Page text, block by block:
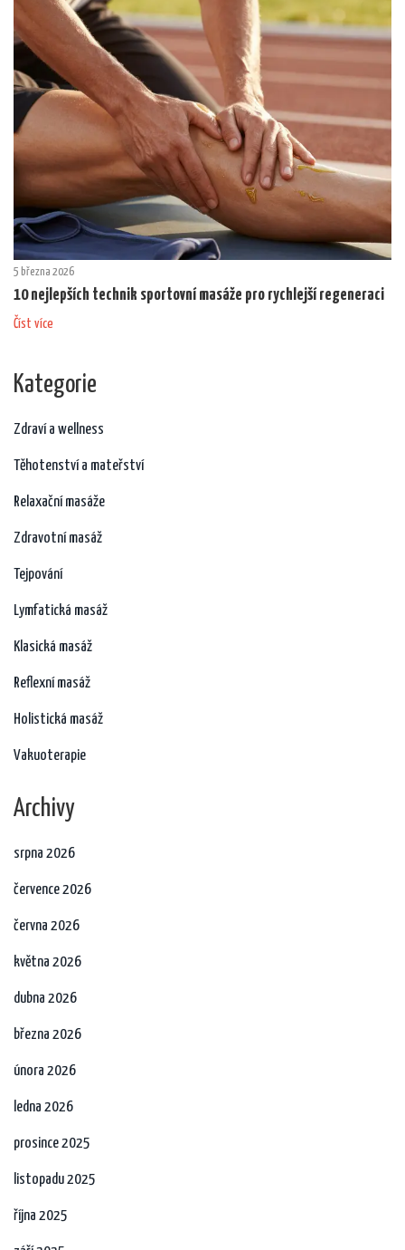
5 března 2026
10 nejlepších technik sportovní masáže pro rychlejší regeneraci
Číst více
Kategorie
Zdraví a wellness
Těhotenství a mateřství
Relaxační masáže
Zdravotní masáž
Tejpování
Lymfatická masáž
Klasická masáž
Reflexní masáž
Holistická masáž
Vakuoterapie
Archivy
srpna 2026
července 2026
června 2026
května 2026
dubna 2026
března 2026
února 2026
ledna 2026
prosince 2025
listopadu 2025
října 2025